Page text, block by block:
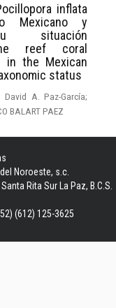
inflata
Mexicano y
situación
reef coral
in the Mexican
status
David A. Paz-García;
BALART PAEZ
Noroeste, s.c.
Rita Sur La Paz, B.C.S.
(612) 125-3625